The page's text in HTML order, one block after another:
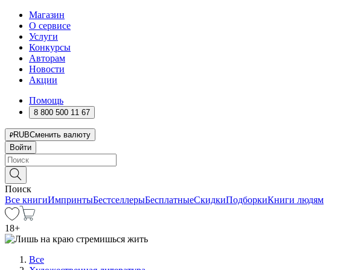
Магазин
О сервисе
Услуги
Конкурсы
Авторам
Новости
Акции
Помощь
8 800 500 11 67
RUBСменить валюту
Войти
Поиск
Все книгиИмпринтыБестселлерыБесплатныеСкидкиПодборкиКниги людям
18+
Все